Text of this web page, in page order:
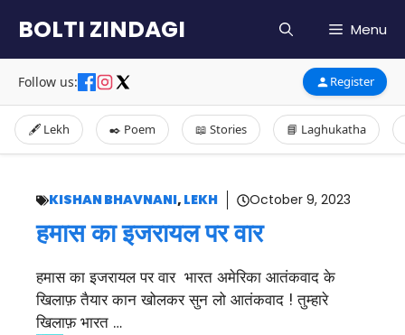
content
BOLTI ZINDAGI Menu
Follow us: Register
🖋️ Lekh ✒️ Poem 📖 Stories 📘 Laghukatha
KISHAN BHAVNANI, LEKH October 9, 2023
हमास का इजरायल पर वार
हमास का इजरायल पर वार भारत अमेरिका आतंकवाद के
खिलाफ़ तैयार कान खोलकर सुन लो आतंकवाद ! तुम्हारे
खिलाफ़ भारत …